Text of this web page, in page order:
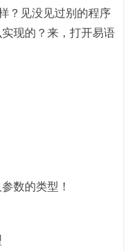
？见没见过别的程序
现的？来，打开易语
数的类型！